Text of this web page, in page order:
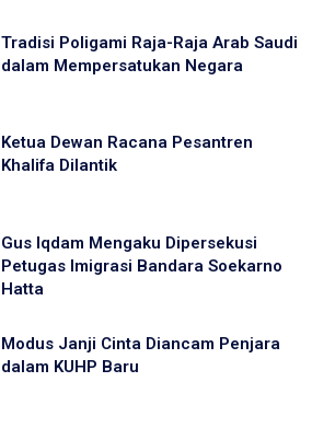
Tradisi Poligami Raja-Raja Arab Saudi
dalam Mempersatukan Negara
Ketua Dewan Racana Pesantren
Khalifa Dilantik
Gus Iqdam Mengaku Dipersekusi
Petugas Imigrasi Bandara Soekarno
Hatta
Modus Janji Cinta Diancam Penjara
dalam KUHP Baru